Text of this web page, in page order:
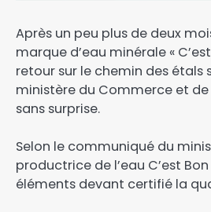
Après un peu plus de deux
marque d’eau minérale «
retour sur le chemin des étals
ministère du Commerce et de
sans surprise.
Selon le communiqué du
productrice de l’eau C’est
éléments devant certifié la